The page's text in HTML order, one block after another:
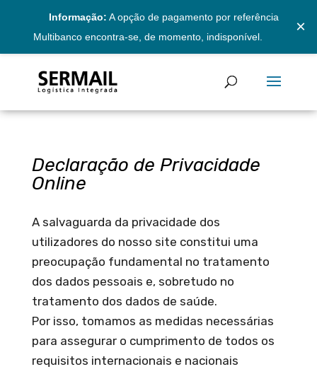
Informação: A opção de pagamento por referência
Multibanco encontra-se, de momento, indisponível.
×
Declaração de Privacidade
Online
A salvaguarda da privacidade dos
utilizadores do nosso site constitui uma
preocupação fundamental no tratamento
dos dados pessoais e, sobretudo no
tratamento dos dados de saúde.
Por isso, tomamos as medidas necessárias
para assegurar o cumprimento de todos os
requisitos internacionais e nacionais